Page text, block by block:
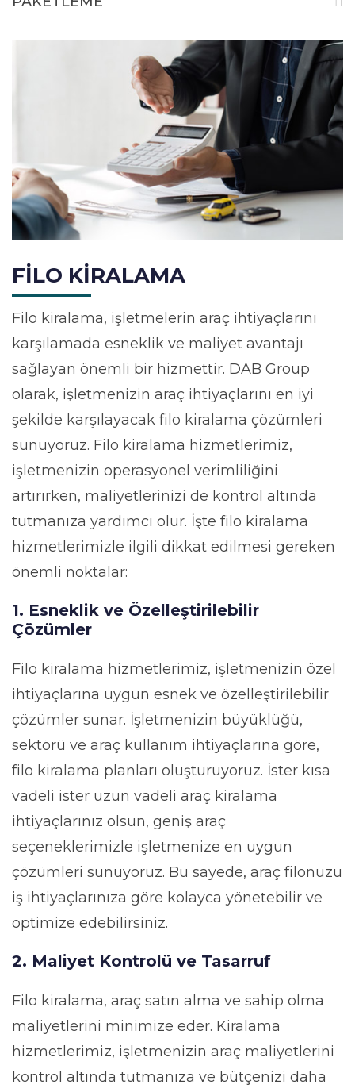
FİLO KİRALAMA
Filo kiralama, işletmelerin araç ihtiyaçlarını
karşılamada esneklik ve maliyet avantajı
sağlayan önemli bir hizmettir. DAB Group
olarak, işletmenizin araç ihtiyaçlarını en iyi
şekilde karşılayacak filo kiralama çözümleri
sunuyoruz. Filo kiralama hizmetlerimiz,
işletmenizin operasyonel verimliliğini
artırırken, maliyetlerinizi de kontrol altında
tutmanıza yardımcı olur. İşte filo kiralama
hizmetlerimizle ilgili dikkat edilmesi gereken
önemli noktalar:
1. Esneklik ve Özelleştirilebilir
Çözümler
Filo kiralama hizmetlerimiz, işletmenizin özel
ihtiyaçlarına uygun esnek ve özelleştirilebilir
çözümler sunar. İşletmenizin büyüklüğü,
sektörü ve araç kullanım ihtiyaçlarına göre,
filo kiralama planları oluşturuyoruz. İster kısa
vadeli ister uzun vadeli araç kiralama
ihtiyaçlarınız olsun, geniş araç
seçeneklerimizle işletmenize en uygun
çözümleri sunuyoruz. Bu sayede, araç filonuzu
iş ihtiyaçlarınıza göre kolayca yönetebilir ve
optimize edebilirsiniz.
2. Maliyet Kontrolü ve Tasarruf
Filo kiralama, araç satın alma ve sahip olma
maliyetlerini minimize eder. Kiralama
hizmetlerimiz, işletmenizin araç maliyetlerini
kontrol altında tutmanıza ve bütçenizi daha